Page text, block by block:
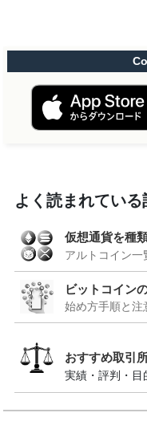
よく読まれている
仮想通貨を種
アルトコイン一
ビットコイン
始め方手順と注
おすすめ取引
実績・評判・目